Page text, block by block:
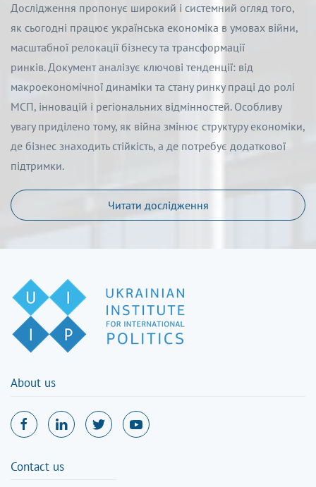
Дослідження пропонує широкий і системний огляд того,
як сьогодні працює українська економіка в умовах війни,
масштабної релокації бізнесу та трансформації
ринків.Документ аналізує ключові тенденції: від
макроекономічної динаміки та стану ринку праці до ролі
МСП, інновацій і регіональних відмінностей. Особливу
увагу приділено тому, як війна змінює структуру економіки,
де бізнес знаходить стійкість, а де потребує додаткової
підтримки.
Читати дослідження
About us
Contact us